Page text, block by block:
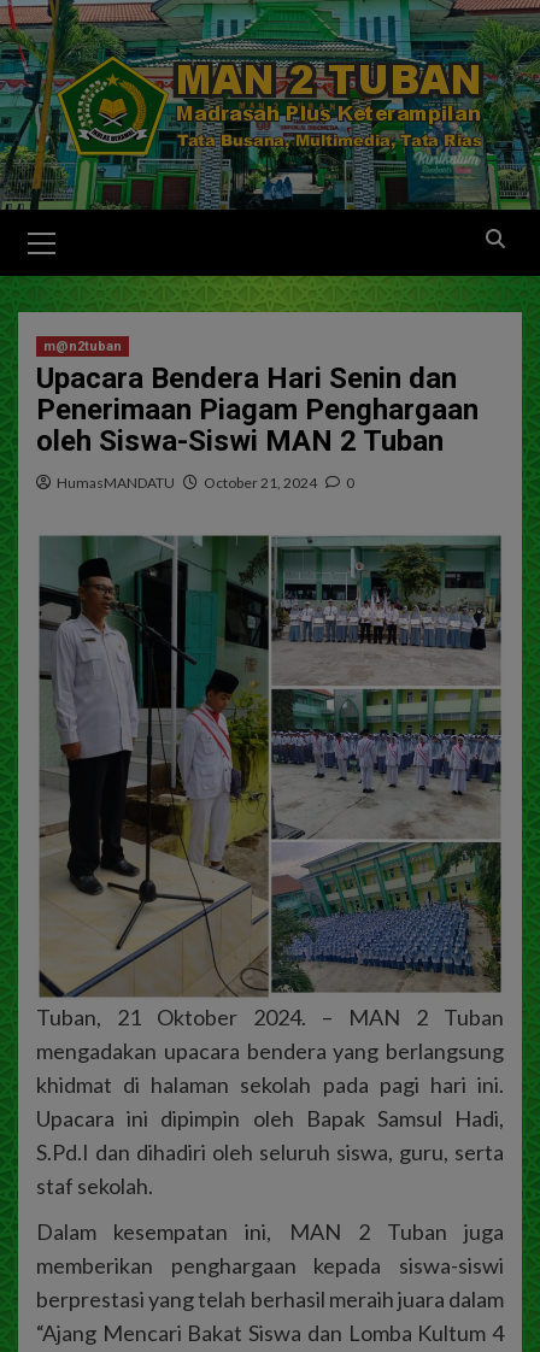
m@n2tuban
Upacara Bendera Hari Senin dan
Penerimaan Piagam Penghargaan
oleh Siswa-Siswi MAN 2 Tuban
HumasMANDATU October 21, 2024 0
Tuban, 21 Oktober 2024. – MAN 2 Tuban
mengadakan upacara bendera yang berlangsung
khidmat di halaman sekolah pada pagi hari ini.
Upacara ini dipimpin oleh Bapak Samsul Hadi,
S.Pd.I dan dihadiri oleh seluruh siswa, guru, serta
staf sekolah.
Dalam kesempatan ini, MAN 2 Tuban juga
memberikan penghargaan kepada siswa-siswi
berprestasi yang telah berhasil meraih juara dalam
“Ajang Mencari Bakat Siswa dan Lomba Kultum 4